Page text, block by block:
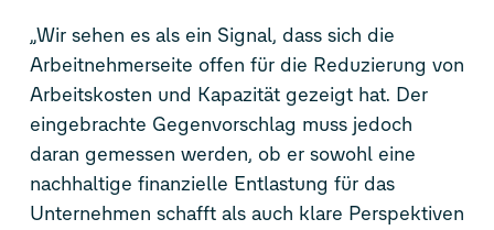
„Wir sehen es als ein Signal, dass sich die
Arbeitnehmerseite offen für die Reduzierung von
Arbeitskosten und Kapazität gezeigt hat. Der
eingebrachte Gegenvorschlag muss jedoch
daran gemessen werden, ob er sowohl eine
nachhaltige finanzielle Entlastung für das
Unternehmen schafft als auch klare Perspektiven